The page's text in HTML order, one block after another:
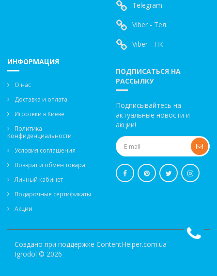
Telegram
Viber - Тел.
Viber - ПК
ИНФОРМАЦИЯ
О нас
Доставка и оплата
Игротеки в Киеве
Политика
Конфиденциальности
Условия соглашения
Возврат и обмен товара
Личный кабинет
Подарочные сертификаты
Акции
ПОДПИСАТЬСЯ НА
РАССЫЛКУ
Подписывайтесь на
актуальные новости и
акции!
Создано при поддержке ContentHelper.com.ua
Igrodol © 2026